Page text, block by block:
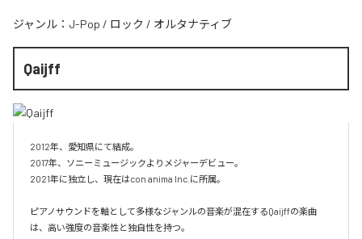
ジャンル： J-Pop / ロック / オルタナティブ
Qaijff
2012年、愛知県にて結成。
2017年、ソニーミュージックよりメジャーデビュー。
2021年に独立し、現在はcon anima Inc.に所属。
ピアノサウンドを軸として多様なジャンルの音楽が混在するQaijffの楽曲
は、高い強度の音楽性と独自性を持つ。